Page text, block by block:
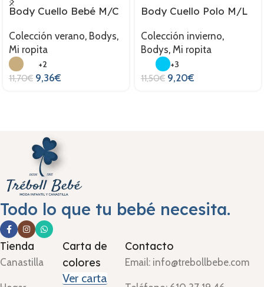
Body Cuello Bebé M/C
Colección verano, Bodys,
Mi ropita
+2
11,70€ 9,36€
Body Cuello Polo M/L
Colección invierno,
Bodys, Mi ropita
+3
11,50€ 9,20€
Todo lo que tu bebé necesita.
Tienda
Canastilla
Carta de
colores
Ver carta
Contacto
Email: info@trebollbebe.com